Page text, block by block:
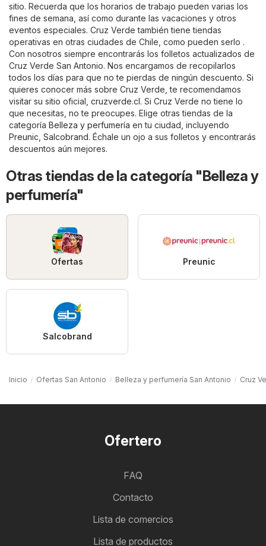
sitio. Recuerda que los horarios de trabajo pueden varias los
fines de semana, así como durante las vacaciones y otros
eventos especiales. Cruz Verde también tiene tiendas
operativas en otras ciudades de Chile, como pueden serlo .
Con nosotros siempre encontrarás los folletos actualizados de
Cruz Verde San Antonio. Nos encargamos de recopilarlos
todos los días para que no te pierdas de ningún descuento. Si
quieres conocer más sobre Cruz Verde, te recomendamos
visitar su sitio oficial, cruzverde.cl. Si Cruz Verde no tiene lo
que necesitas, no te preocupes. Elige otras tiendas de la
categoría Belleza y perfumería en tu ciudad, incluyendo
Preunic Salcobrand. Échale un ojo a sus folletos y encontrarás
descuentos aún mejores.
Otras tiendas de la categoría "Belleza y
perfumería"
Ofertas Preunic
Salcobrand
Inicio Ofertas San Antonio Belleza y perfumería San Antonio Cruz
Ofertero
FAQ
Contacto
Lista de comercios
Lista de productos